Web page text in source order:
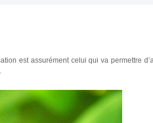
est assurément celui qui va permettre